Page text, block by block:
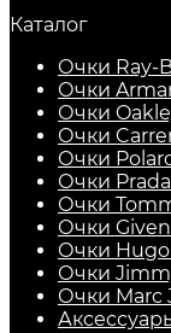
Каталог
Очки Ray-
Очки
Очки
Очки
Очки
Очки Prada
Очки
Очки
Очки Hugo
Очки
Очки Marc